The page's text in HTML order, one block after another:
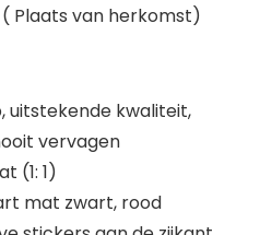
Plaats van herkomst)
uitstekende kwaliteit,
vervagen
(1: 1)
mat zwart, rood